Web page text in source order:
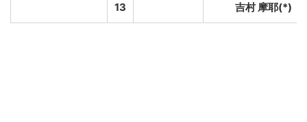
13 吉村 摩耶(*)